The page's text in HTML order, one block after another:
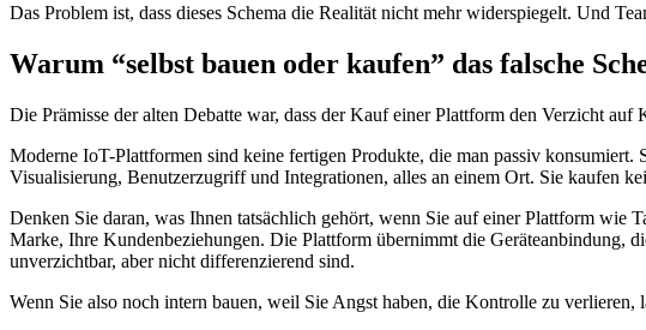
Das Problem ist, dass dieses Schema die Realität nicht mehr widerspiegelt. Und
Warum “selbst bauen oder kaufen” das falsche
Die Prämisse der alten Debatte war, dass der Kauf einer Plattform den Verzicht
Moderne IoT-Plattformen sind keine fertigen Produkte, die man passiv
Visualisierung, Benutzerzugriff und Integrationen, alles an einem Ort. Sie kaufen
Denken Sie daran, was Ihnen tatsächlich gehört, wenn Sie auf einer Plattform
Marke, Ihre Kundenbeziehungen. Die Plattform übernimmt die Geräteanbindung,
unverzichtbar, aber nicht differenzierend sind.
Wenn Sie also noch intern bauen, weil Sie Angst haben, die Kontrolle zu